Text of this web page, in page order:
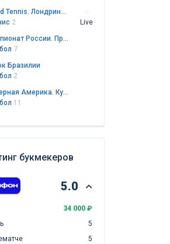
World Tennis. Лондрина. Пары
2
Live
Чемпионат России. Премьер-лига
7
Бразилии
2
Северная Америка. Кубок лиг
11
букмекеров
5.0
34 000 ₽
5
5